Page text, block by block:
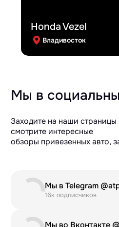
Honda Vezel
Владивосток
Мы в
Заходите на наши страницы
смотрите интересные
обзоры привезенных авто,
Мы в Telegram
16к подписчиков
Мы во Вконтакте